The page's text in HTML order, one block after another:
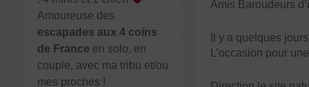
Amoureuse des
escapades aux 4 coins
de France en solo, en
couple, avec ma tribu et/ou
mes proches !
Amis Baroudeurs
Il y a quelques
L’occasion pour